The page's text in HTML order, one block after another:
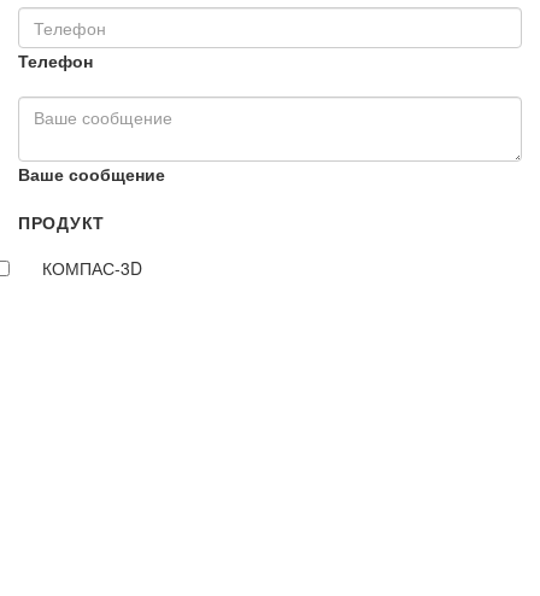
Телефон
Ваше сообщение
ПРОДУКТ
КОМПАС-3D